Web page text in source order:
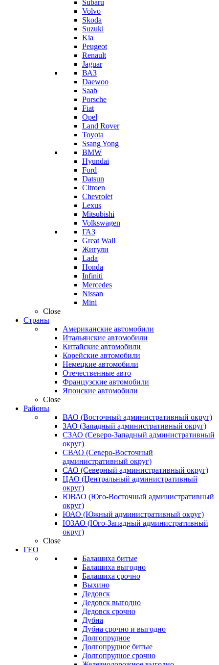
Subaru
Volvo
Skoda
Suzuki
Kia
Peugeot
Renault
Jaguar
ВАЗ
Daewoo
Saab
Porsche
Fiat
Opel
Land Rover
Toyota
Ssang Yong
BMW
Hyundai
Ford
Datsun
Citroen
Chevrolet
Lexus
Mitsubishi
Volkswagen
ГАЗ
Great Wall
Жигули
Lada
Honda
Infiniti
Mercedes
Nissan
Mini
Close
Страны
Американские автомобили
Итальянские автомобили
Китайские автомобили
Корейские автомобили
Немецкие автомобили
Отечественные авто
Французские автомобили
Японские автомобили
Close
Районы
ВАО (Восточный административный округ)
ЗАО (Западный административный округ)
СЗАО (Северо-Западный административный
округ)
СВАО (Северо-Восточный
административный округ)
САО (Северный административный округ)
ЦАО (Центральный административный
округ)
ЮВАО (Юго-Восточный административный
округ)
ЮАО (Южный административный округ)
ЮЗАО (Юго-Западный административный
округ)
Close
ГЕО
Балашиха битые
Балашиха выгодно
Балашиха срочно
Выхино
Дедовск
Дедовск выгодно
Дедовск срочно
Дубна
Дубна срочно и выгодно
Долгопрудное
Долгопрудное битые
Долгопрудное срочно